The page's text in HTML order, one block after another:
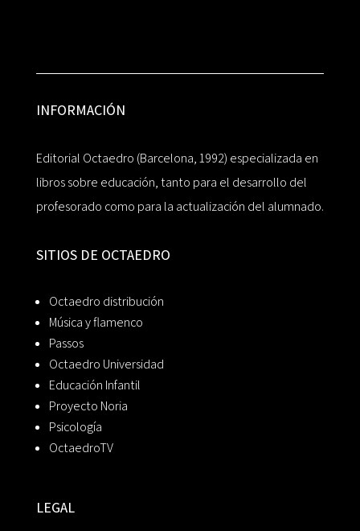
INFORMACIÓN
Editorial Octaedro (Barcelona, 1992) especializada en
libros sobre educación, tanto para el desarrollo del
profesorado como para la actualización del alumnado.
SITIOS DE OCTAEDRO
Octaedro distribución
Música y flamenco
Passos
Octaedro Universidad
Educación Infantil
Proyecto Noria
Psicología
OctaedroTV
LEGAL